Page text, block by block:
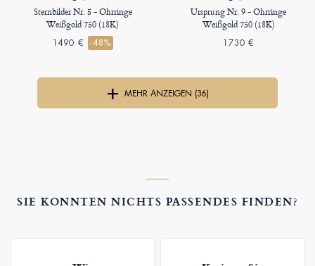
Sternbilder Nr. 5 - Ohrringe
Weißgold 750 (18K)
1490 € -48%
Ursprung Nr. 9 - Ohrringe
Weißgold 750 (18K)
1730 €
MEHR ANZEIGEN (36)
SIE KONNTEN NICHTS PASSENDES FINDEN?